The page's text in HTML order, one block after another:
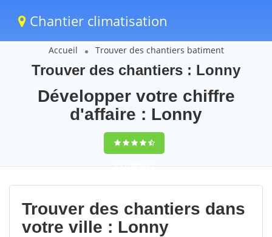
Chantier climatisation
Accueil Trouver des chantiers batiment
Trouver des chantiers : Lonny
Développer votre chiffre
d'affaire : Lonny
9,5(100%)61
votes
Trouver des chantiers dans
votre ville : Lonny